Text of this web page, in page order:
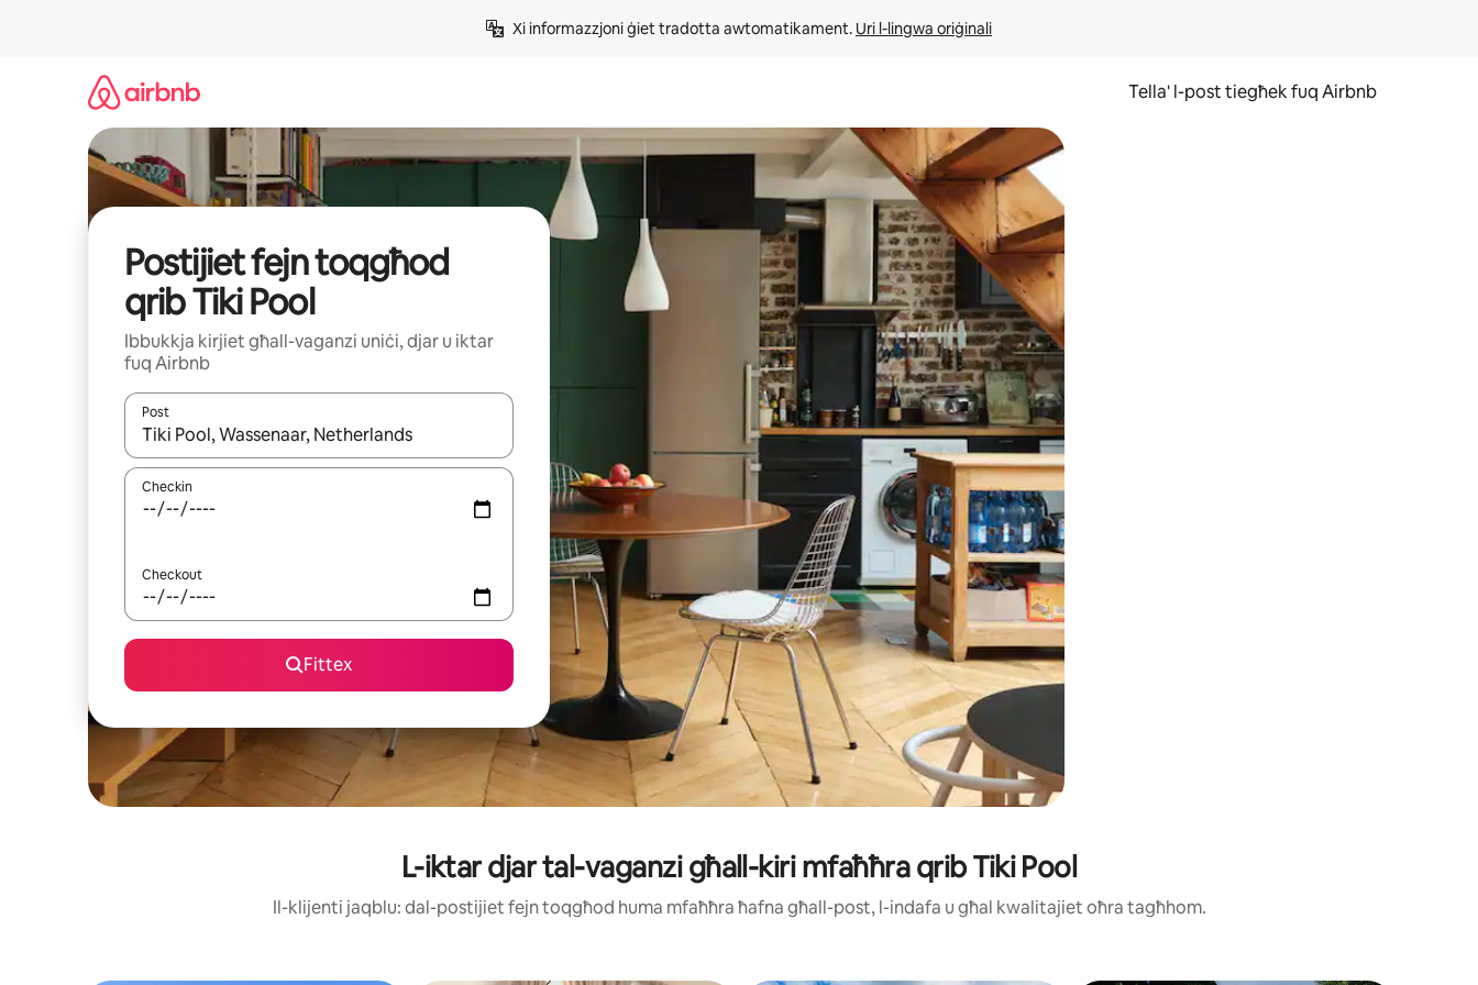
Xi informazzjoni ġiet tradotta awtomatikament. Uri l-lingwa oriġinali
Tella' l-post tiegħek fuq Airbnb
Postijiet fejn toqgħod
qrib Tiki Pool
Ibbukkja kirjiet għall-vaganzi uniċi, djar u iktar
fuq Airbnb
Post
Meta r-riżultati jkunu disponibbli, tista' tmur minn riżultat għall-ieħor bil-buttuni tal-vleġeġ 'il fuq jew 'l isfel jew billi tmiss u tmexxi subgħajk fuq l-iskrin.
Checkin
Checkout
Fittex
L-iktar djar tal-vaganzi għall-kiri mfaħħra qrib Tiki Pool
Il-klijenti jaqblu: dal-postijiet fejn toqgħod huma mfaħħra ħafna għall-post, l-indafa u għal kwalitajiet oħra tagħhom.